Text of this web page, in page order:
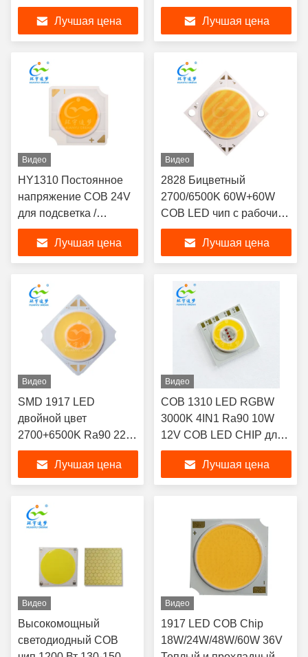
вход 1200 мА /
постоянный ток 38-42
В / 50 Вт
Лучшая цена
высокой мощности LED
COB
Лучшая цена
Видео
HY1310 Постоянное
напряжение COB 24V
для подсветка /
светофора / светофора
Лучшая цена
Видео
2828 Бицветный
2700/6500K 60W+60W
COB LED чип с рабочим
временем 50000h
Лучшая цена
Видео
SMD 1917 LED
двойной цвет
2700+6500K Ra90 22-
24V SMD CHIP для
фотографииЛучшая цена
Видео
COB 1310 LED RGBW
3000K 4IN1 Ra90 10W
12V COB LED CHIP для
освещения сцены
Лучшая цена
Видео
Высокомощный
светодиодный COB
Видео
1917 LED COB Chip
18W/24W/48W/60W 36V